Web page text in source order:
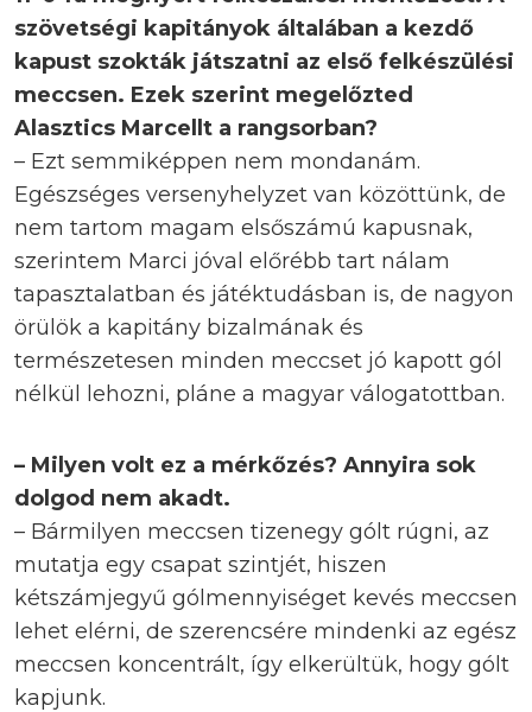
szövetségi kapitányok általában a kezdő
kapust szokták játszatni az első felkészülési
meccsen. Ezek szerint megelőzted
Alasztics Marcellt a rangsorban?
– Ezt semmiképpen nem mondanám.
Egészséges versenyhelyzet van közöttünk, de
nem tartom magam elsőszámú kapusnak,
szerintem Marci jóval előrébb tart nálam
tapasztalatban és játéktudásban is, de nagyon
örülök a kapitány bizalmának és
természetesen minden meccset jó kapott gól
nélkül lehozni, pláne a magyar válogatottban.
– Milyen volt ez a mérkőzés? Annyira sok
dolgod nem akadt.
– Bármilyen meccsen tizenegy gólt rúgni, az
mutatja egy csapat szintjét, hiszen
kétszámjegyű gólmennyiséget kevés meccsen
lehet elérni, de szerencsére mindenki az egész
meccsen koncentrált, így elkerültük, hogy gólt
kapjunk.